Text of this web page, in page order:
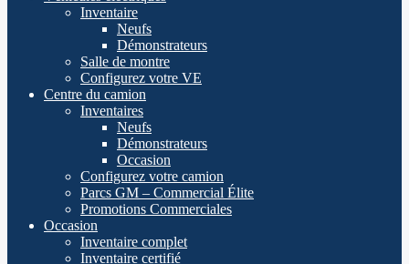
Inventaire
Neufs
Démonstrateurs
Salle de montre
Configurez votre VE
Centre du camion
Inventaires
Neufs
Démonstrateurs
Occasion
Configurez votre camion
Parcs GM – Commercial Élite
Promotions Commerciales
Occasion
Inventaire complet
Inventaire certifié